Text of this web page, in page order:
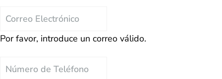
Correo
Por favor, introduce un correo válido.
Teléfono